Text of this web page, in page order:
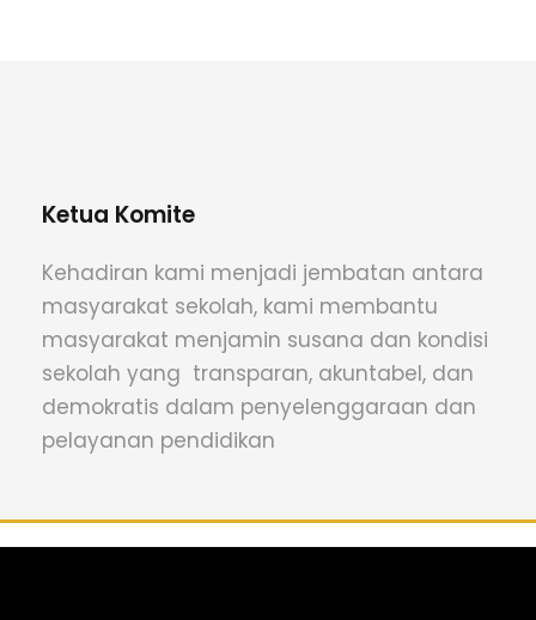
Ketua Komite
Kehadiran kami menjadi jembatan antara
masyarakat sekolah, kami membantu
masyarakat menjamin susana dan kondisi
sekolah yang transparan, akuntabel, dan
demokratis dalam penyelenggaraan dan
pelayanan pendidikan